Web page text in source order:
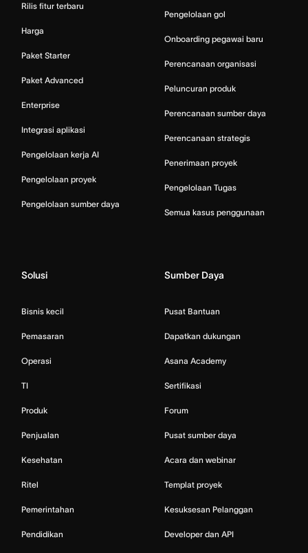
Rilis fitur terbaru
Harga
Paket Starter
Paket Advanced
Enterprise
Integrasi aplikasi
Pengelolaan kerja AI
Pengelolaan proyek
Pengelolaan sumber daya
Pengelolaan gol
Onboarding pegawai baru
Perencanaan organisasi
Peluncuran produk
Perencanaan sumber daya
Perencanaan strategis
Penerimaan proyek
Pengelolaan Tugas
Semua kasus penggunaan
Solusi
Bisnis kecil
Pemasaran
Operasi
TI
Produk
Penjualan
Kesehatan
Ritel
Pemerintahan
Pendidikan
Sumber Daya
Pusat Bantuan
Dapatkan dukungan
Asana Academy
Sertifikasi
Forum
Pusat sumber daya
Acara dan webinar
Templat proyek
Kesuksesan Pelanggan
Developer dan API